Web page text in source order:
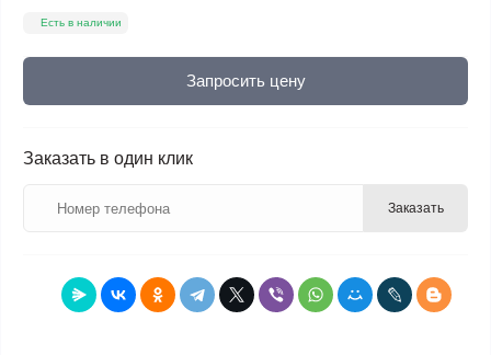
Есть в наличии
Запросить цену
Заказать в один клик
Заказать